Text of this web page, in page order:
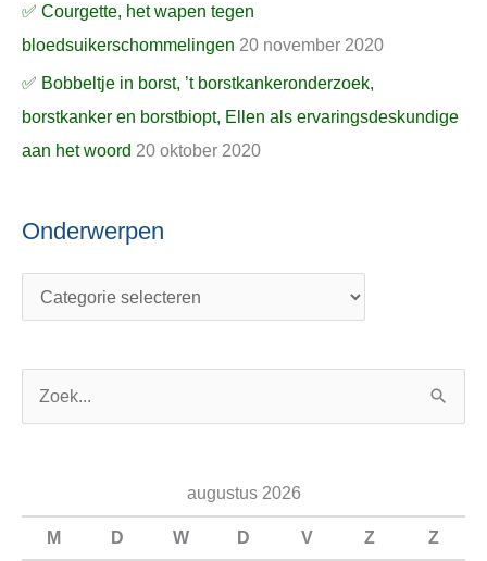
✅ Courgette, het wapen tegen
bloedsuikerschommelingen 20 november 2020
✅ Bobbeltje in borst, ’t borstkankeronderzoek,
borstkanker en borstbiopt, Ellen als ervaringsdeskundige
aan het woord 20 oktober 2020
Onderwerpen
augustus 2026
M D W D V Z Z